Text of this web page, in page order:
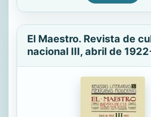
El Maestro. Revista de
nacional III, abril de